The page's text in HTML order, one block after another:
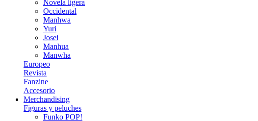
Novela ligera
Occidental
Manhwa
Yuri
Josei
Manhua
Manwha
Europeo
Revista
Fanzine
Accesorio
Merchandising
Figuras y peluches
Funko POP!